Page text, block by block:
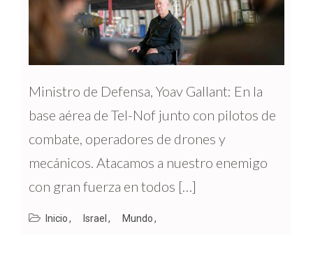
Ministro de Defensa, Yoav Gallant: En la
base aérea de Tel-Nof junto con pilotos de
combate, operadores de drones y
mecánicos. Atacamos a nuestro enemigo
con gran fuerza en todos […]
Inicio Israel Mundo